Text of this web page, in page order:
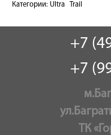
Категории: Ultra Trail
+7
+7
ТК